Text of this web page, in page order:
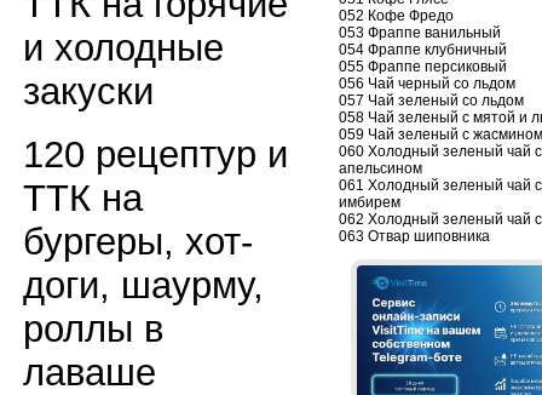
и холодные
закуски
120 рецептур и
ТТК на
бургеры, хот-
доги, шаурму,
роллы в
лаваше
052 Кофе Фредо
053 Фраппе ванильный
054 Фраппе клубничный
055 Фраппе персиковый
056 Чай черный со льдом
057 Чай зеленый со льдом
058 Чай зеленый с мятой и
059 Чай зеленый с
060 Холодный зеленый чай
апельсином
061 Холодный зеленый чай
имбирем
062 Холодный зеленый чай
063 Отвар шиповника